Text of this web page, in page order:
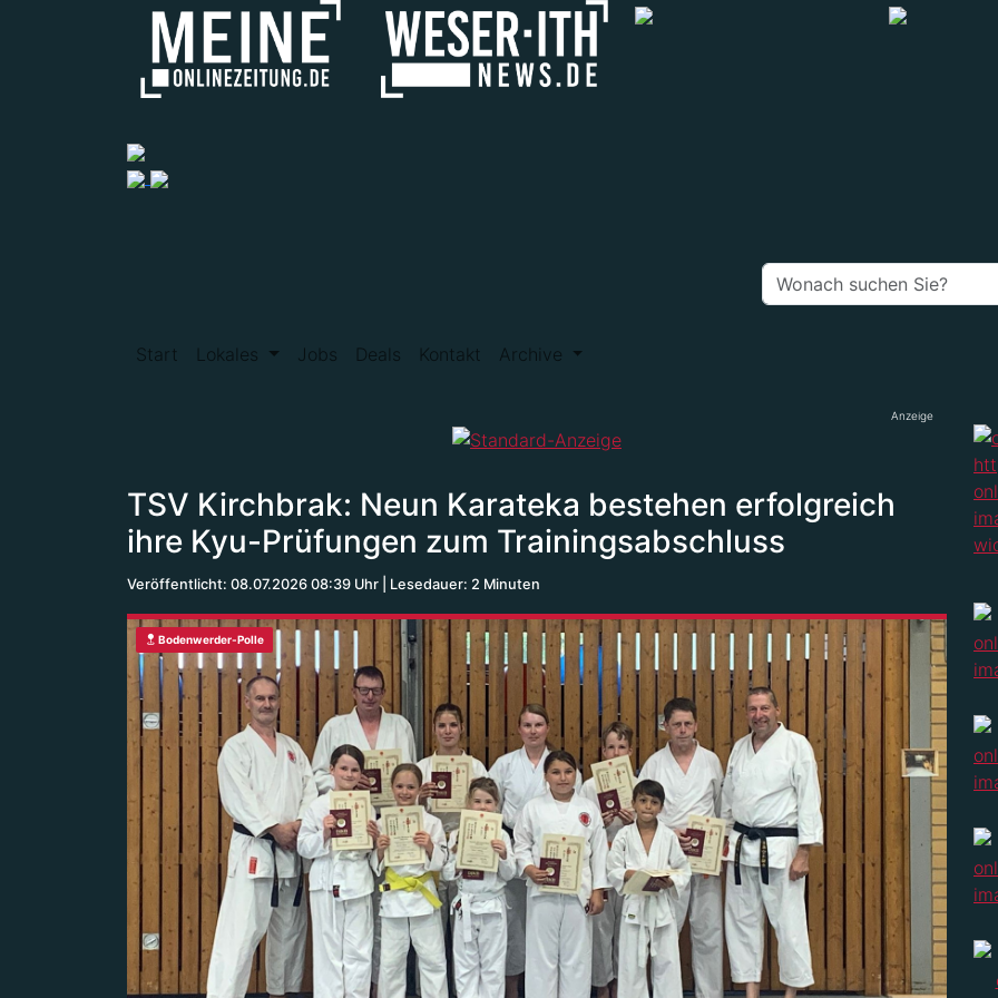
Start Lokales Jobs Deals Kontakt Archive
Anzeige
TSV Kirchbrak: Neun Karateka bestehen erfolgreich
ihre Kyu-Prüfungen zum Trainingsabschluss
Veröffentlicht: 08.07.2026 08:39 Uhr Lesedauer: 2 Minuten
Bodenwerder-Polle